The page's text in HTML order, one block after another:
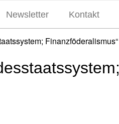
Newsletter Kontakt
Finanzföderalismus“